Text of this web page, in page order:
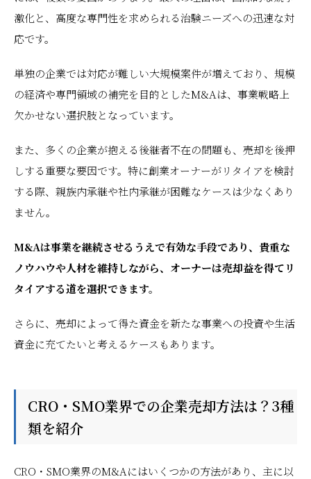
激化と、高度な専門性を求められる治験ニーズへの迅速な対
応です。
単独の企業では対応が難しい大規模案件が増えており、規模
の経済や専門領域の補完を目的としたM&Aは、事業戦略上
欠かせない選択肢となっています。
また、多くの企業が抱える後継者不在の問題も、売却を後押
しする重要な要因です。特に創業オーナーがリタイアを検討
する際、親族内承継や社内承継が困難なケースは少なくあり
ません。
M&Aは事業を継続させるうえで有効な手段であり、貴重な
ノウハウや人材を維持しながら、オーナーは売却益を得てリ
タイアする道を選択できます。
さらに、売却によって得た資金を新たな事業への投資や生活
資金に充てたいと考えるケースもあります。
CRO・SMO業界での企業売却方法は？3種
類を紹介
CRO・SMO業界のM&Aにはいくつかの方法があり、主に以